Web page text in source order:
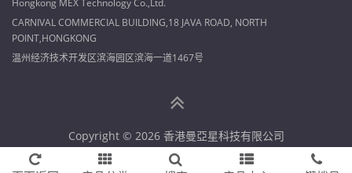
Hongkong MEX Technology Co.,Ltd.
CARNIVAL COMMERCIAL BUILDING,18 JAVA ROAD, NORTH
POINT,HONGKONG
温州经济技术开发区滨海园区滨海一道1467号
Copyright © 2026 香港曼亞星科技有限公司